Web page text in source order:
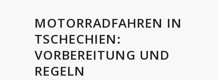
MOTORRADFAHREN IN
TSCHECHIEN:
VORBEREITUNG UND
REGELN